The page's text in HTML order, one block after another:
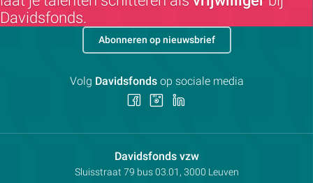
Davidsfonds.
Davidsfonds vzwContactpersoon:
Adres:
Sluisstraat 79 bus 03.01, 3000 Leuven
Abonneren op nieuwsbrief
Volg Davidsfondsop sociale media
Volg Volg